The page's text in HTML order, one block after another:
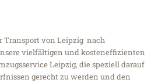
Transport von Leipzig nach
vielfältigen und kosteneffizienten
Leipzig, die speziell darauf
gerecht zu werden und den